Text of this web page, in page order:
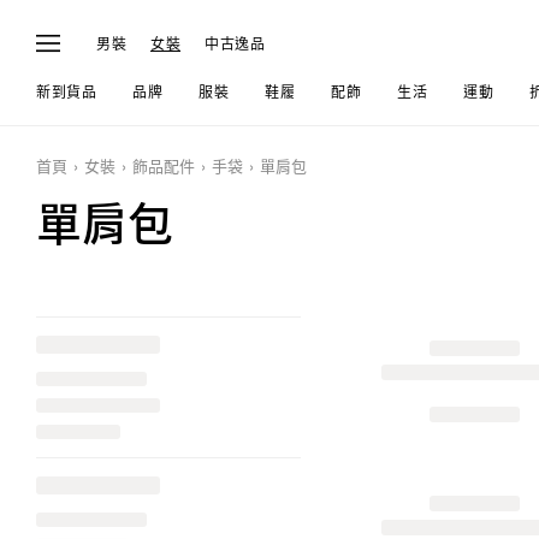
男裝 女裝 中古逸品
新到貨品 品牌 服裝 鞋履 配飾 生活 運動
首頁 女裝 飾品配件 手袋 單肩包
單肩包